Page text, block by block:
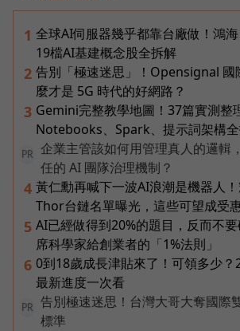
1 全球AI伺服器幾乎都靠台廠做！鴻
19檔AI基建概念股全拆解
2 告別「極速迷思」！Opensignal 國
麼才是 5G 時代的好網路？
3 Gemini完整教學地圖！37篇實測整
Notebooks、Spark、提示詞架構
PR
企業主管該如何用管理真人的邏輯
任的 AI 團隊治理機制？
4 黃仁勳再喊下一波AI浪潮是機器人
Thor台鏈名單曝光，這些可望成受
5 AI已經做得到20%的題目，反而不
席科學家給創業者的「1%法則」
6 0到18歲成長津貼來了！可領多少？
最新進度一次看
PR
告別極速迷思！台灣大哥大奪國際
標準